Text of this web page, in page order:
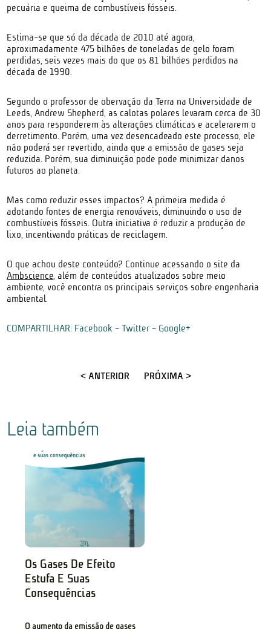
pecuária e queima de combustíveis fósseis.
Estima-se que só da década de 2010 até agora,
aproximadamente 475 bilhões de toneladas de gelo foram
perdidas, seis vezes mais do que os 81 bilhões perdidos na
década de 1990.
Segundo o professor de obervação da Terra na Universidade de
Leeds, Andrew Shepherd, as calotas polares levaram cerca de 30
anos para responderem às alterações climáticas e acelerarem o
derretimento. Porém, uma vez desencadeado este processo, ele
não poderá ser revertido, ainda que a emissão de gases seja
reduzida. Porém, sua diminuição pode pode minimizar danos
futuros ao planeta.
Mas como reduzir esses impactos? A primeira medida é
adotando fontes de energia renováveis, diminuindo o uso de
combustíveis fósseis. Outra iniciativa é reduzir a produção de
lixo, incentivando práticas de reciclagem.
O que achou deste conteúdo? Continue acessando o site da
Ambscience, além de conteúdos atualizados sobre meio
ambiente, você encontra os principais serviços sobre engenharia
ambiental.
COMPARTILHAR: Facebook -Twitter - Google+
< ANTERIOR PRÓXIMA >
Leia também
Os Gases De Efeito
Estufa E Suas
Consequências
O aumento da emissão de gases